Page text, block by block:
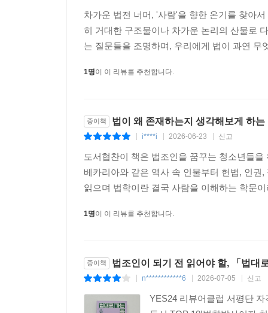
차가운 법전 너머, '사람'을 향한 온기를 찾아
히 거대한 구조물이나 차가운 논리의 산물로
는 질문들을 조명하며, 우리에게 법이 과연
1명이 이 리뷰를 추천합니다.
종이책 법이 왜 존재하는지 생각해보게 하는
i****i 2026-06-23 신고
도서협찬이 책은 법조인을 꿈꾸는 청소년들
베카리아와 같은 역사 속 인물부터 헌법, 인
읽으며 법학이란 결국 사람을 이해하는 학문
1명이 이 리뷰를 추천합니다.
종이책 법조인이 되기 전 읽어야 할, 「법대
n************6 2026-07-05 신고
YES24 리뷰어클럽 서평단